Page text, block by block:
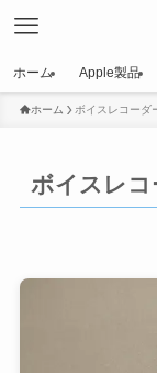
ホーム Apple製品
ホーム ボイスレコーダ
ボイスレコ